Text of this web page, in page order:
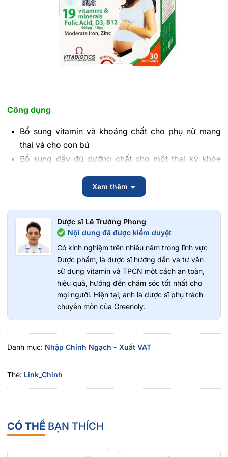
Công dụng
Bổ sung vitamin và khoáng chất cho phụ nữ mang
thai và cho con bú
Bổ sung đầy đủ dưỡng chất cho một thai kỳ khỏe
Tăng cường sức khỏe.
Ngăn ngừa nguy cơ sảy thai
Hình thành hệ xương chắc khỏe ở thai nhi
Thành phần
Vitamin D3, Vitamin E, Vitamin K, Vitamin B1, Vitamin
B2, Niacin, Vitamin B6, Acid folic, Vitamin
B12, Biotin, Pantothenic acid, Magnesium
oxide, Sắt, Kẽm, Đồng, Selenium, Iodine, Betacarotene, T
á dược vừa đủ, Vitamin C
Đối tượng sử dụng
Thích hợp sử dụng cho bà mẹ mang thai và cho con bú.
Hướng dẫn sử dụng
Uống trong hoặc sau bữa ăn. Không uống lúc đói.
Xem thêm
Dược sĩ Lê Trường Phong
Nội dung đã được kiểm duyệt
Có kinh nghiệm trên nhiều năm trong lĩnh vực
Dược phẩm, là dược sĩ hướng dẫn và tư vấn
sử dụng vitamin và TPCN một cách an toàn,
hiệu quả, hướng đến chăm sóc tốt nhất cho
mọi người. Hiện tại, anh là dược sĩ phụ trách
chuyên môn của Greenoly.
Danh mục: Nhập Chính Ngạch - Xuất VAT
Thẻ: Link_Chinh
CÓ THỂ BẠN THÍCH